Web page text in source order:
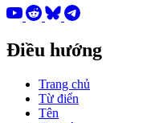
Điều hướng
Trang chủ
Từ điển
Tên